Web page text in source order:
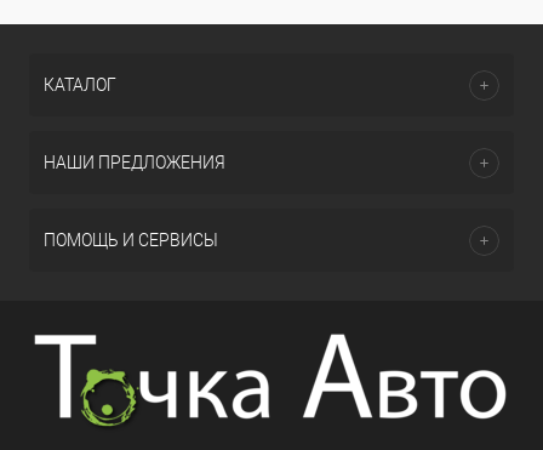
КАТАЛОГ
НАШИ ПРЕДЛОЖЕНИЯ
ПОМОЩЬ И СЕРВИСЫ